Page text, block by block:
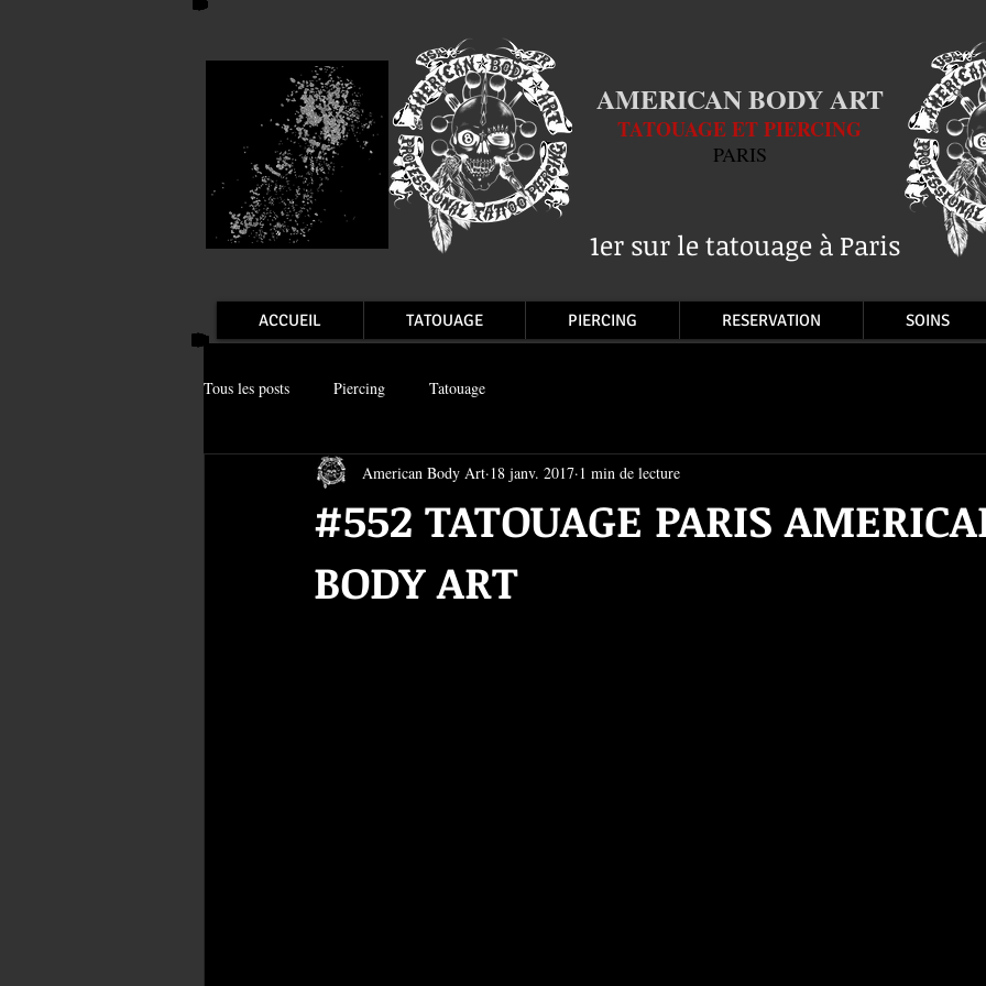
AMERICAN BODY ART
TATOUAGE ET PIERCING
PARIS
1er sur le tatouage à Paris
ACCUEIL TATOUAGE PIERCING RESERVATION SOINS
Tous les posts Piercing Tatouage
#552 TATOUAGE PARIS
BODY ART
American Body Art 18 janv. 2017 1 min de lecture